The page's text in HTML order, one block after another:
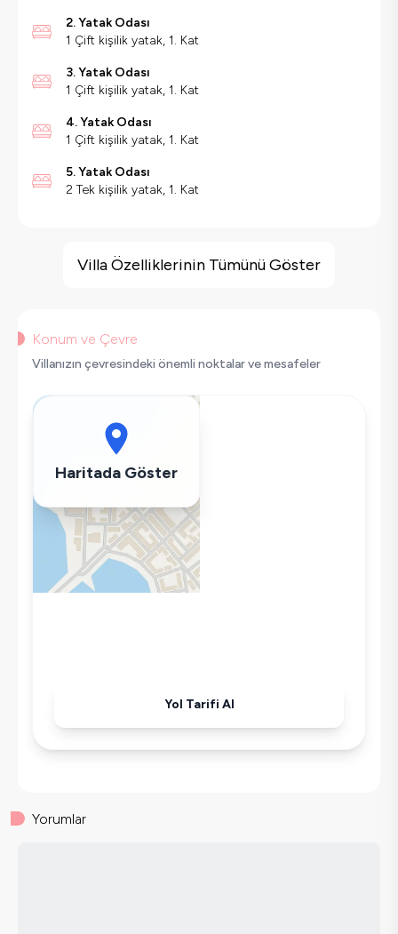
2. Yatak Odası
1 Çift kişilik yatak, 1. Kat
3. Yatak Odası
1 Çift kişilik yatak, 1. Kat
4. Yatak Odası
1 Çift kişilik yatak, 1. Kat
5. Yatak Odası
2 Tek kişilik yatak, 1. Kat
Deniz Manzarası
Salıncak
Saç Kurutma Makinası
Çamaşır Makinesi
Tost Makinesi
Mikrodalga
Kettle
Ütü
Villa Özelliklerinin Tümünü Göster
Konum ve Çevre
Villanızın çevresindeki önemli noktalar ve mesafeler
Haritada Göster
Yol Tarifi Al
Yorumlar